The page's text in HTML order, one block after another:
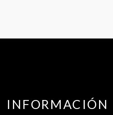
INFORMACIÓN